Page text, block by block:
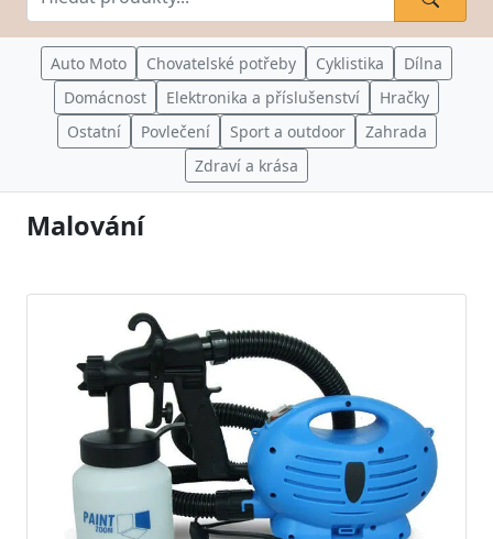
Auto Moto Chovatelské potřeby Cyklistika
Dílna
Domácnost
Elektronika a příslušenství
Hračky
Ostatní
Povlečení Sport a outdoor
Zahrada
Zdraví a krása
Malování